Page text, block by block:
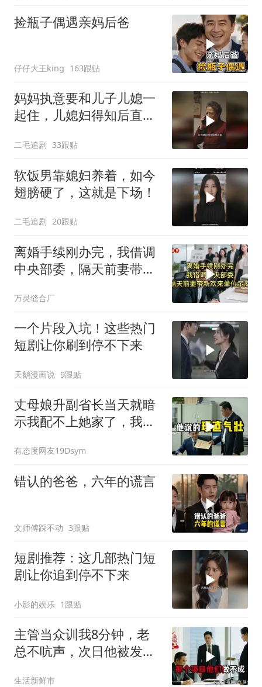
捡瓶子偶遇亲妈后爸
仔仔大王king 163跟贴
妈妈执意要和儿子儿媳一
起住，儿媳妇得知后直接
二毛追剧 33跟贴
软饭男靠媳妇养着，如今
翅膀硬了，这就是下场！
二毛追剧 20跟贴
离婚手续刚办完，我借调
中央部委，隔天前妻带新
万灵缝合厂
一个片段入坑！这些热门
短剧让你刷到停不下来
天鹅漫画说 9跟贴
丈母娘升副省长当天就暗
示我配不上她家了，我当
拨通了一个电话
有态度网友19Dsym
错认的爸爸，六年的谎言
文师傅踩不动 3跟贴
短剧推荐：这几部热门短
剧让你追到停不下来
小影的娱乐 1跟贴
主管当众训我8分钟，老
总不吭声，次日他被发配
生活新鲜市